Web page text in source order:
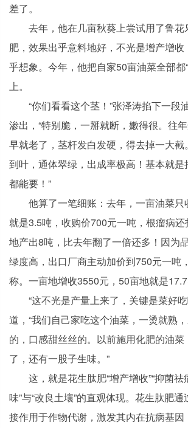
差了。
去年，他在几亩秋葵上尝试用了鲁
肥，效果出乎意料地好，不光是增产增收
乎想象。今年，他把自家50亩油菜全部都
上。
“你们看看这个茎！”张泽涛掐下一段
渗出，“特别脆，一掰就断，嫩得很。往
早就老了，茎杆发白发硬，得去掉一大
到叶，通体翠绿，出成率极高！基本就
都能要！”
他算了一笔细账：去年，一亩油菜
就是3.5吨，收购价700元一吨，根瘤病
地产出8吨，比去年翻了一倍还多！因为
绿度高，出口厂商主动加价到750元一吨
称。一亩地增收3550元，50亩地就是
“这不光是产量上来了，关键是菜好
道，“我们自己家吃这个油菜，一烫就熟
的，口感甜丝丝的。以前施用化肥的油
了，还有一股子生味。”
这，就是花生肽肥“增产增收”“抑菌祛
味”与“改良土壤”的直观体现。花生肽肥
接作用于作物代谢，激发其内在抗病基因